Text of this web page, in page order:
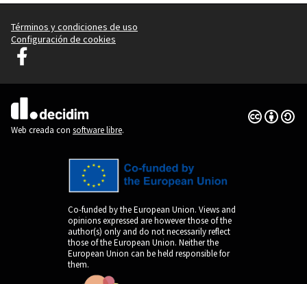
Términos y condiciones de uso
Configuración de cookies
Graz Gemeinsam Gestalten en Facebook
(Enlace externo)
Web creada con software libre.
Con
(Enlace
Co-funded by the European Union. Views and
opinions expressed are however those of the
author(s) only and do not necessarily reflect
those of the European Union. Neither the
European Union can be held responsible for
them.